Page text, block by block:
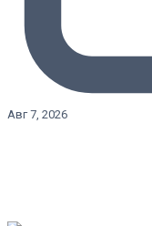
Авг 7, 2026